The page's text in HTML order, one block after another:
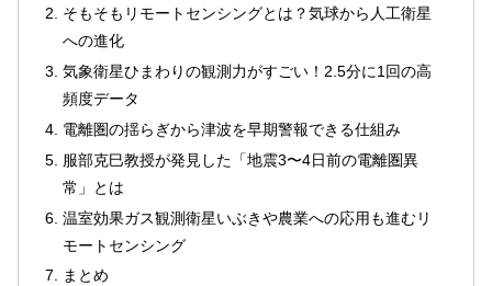
そもそもリモートセンシングとは？気球から人工衛星
への進化
気象衛星ひまわりの観測力がすごい！2.5分に1回の高
頻度データ
電離圏の揺らぎから津波を早期警報できる仕組み
服部克巳教授が発見した「地震3〜4日前の電離圏異
常」とは
温室効果ガス観測衛星いぶきや農業への応用も進むリ
モートセンシング
まとめ